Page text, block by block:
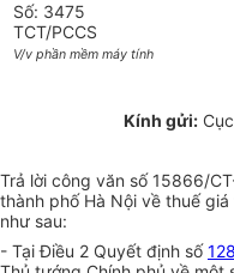
Số: 3475
TCT/PCCS
V/v phần mềm máy tính
Kính gửi:Cục
Trả lời công văn số 15866/
thành phố Hà Nội về thuế
như sau:
- Tại Điều 2 Quyết định số